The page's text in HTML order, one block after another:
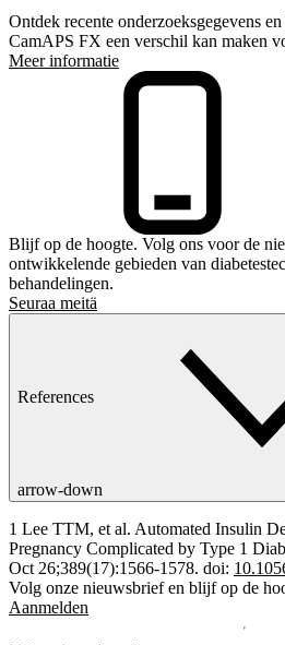
Ontdek recente onderzoeksgegevens
CamAPS FX een verschil kan maken
Meer informatie
Blijf op de hoogte. Volg ons voor de
ontwikkelende gebieden van
behandelingen.
Seuraa meitä
References
arrow-down
1 Lee TTM, et al. Automated Insulin
Pregnancy Complicated by Type 1
Oct 26;389(17):1566-1578. doi:
Volg onze nieuwsbrief en blijf op de
Aanmelden